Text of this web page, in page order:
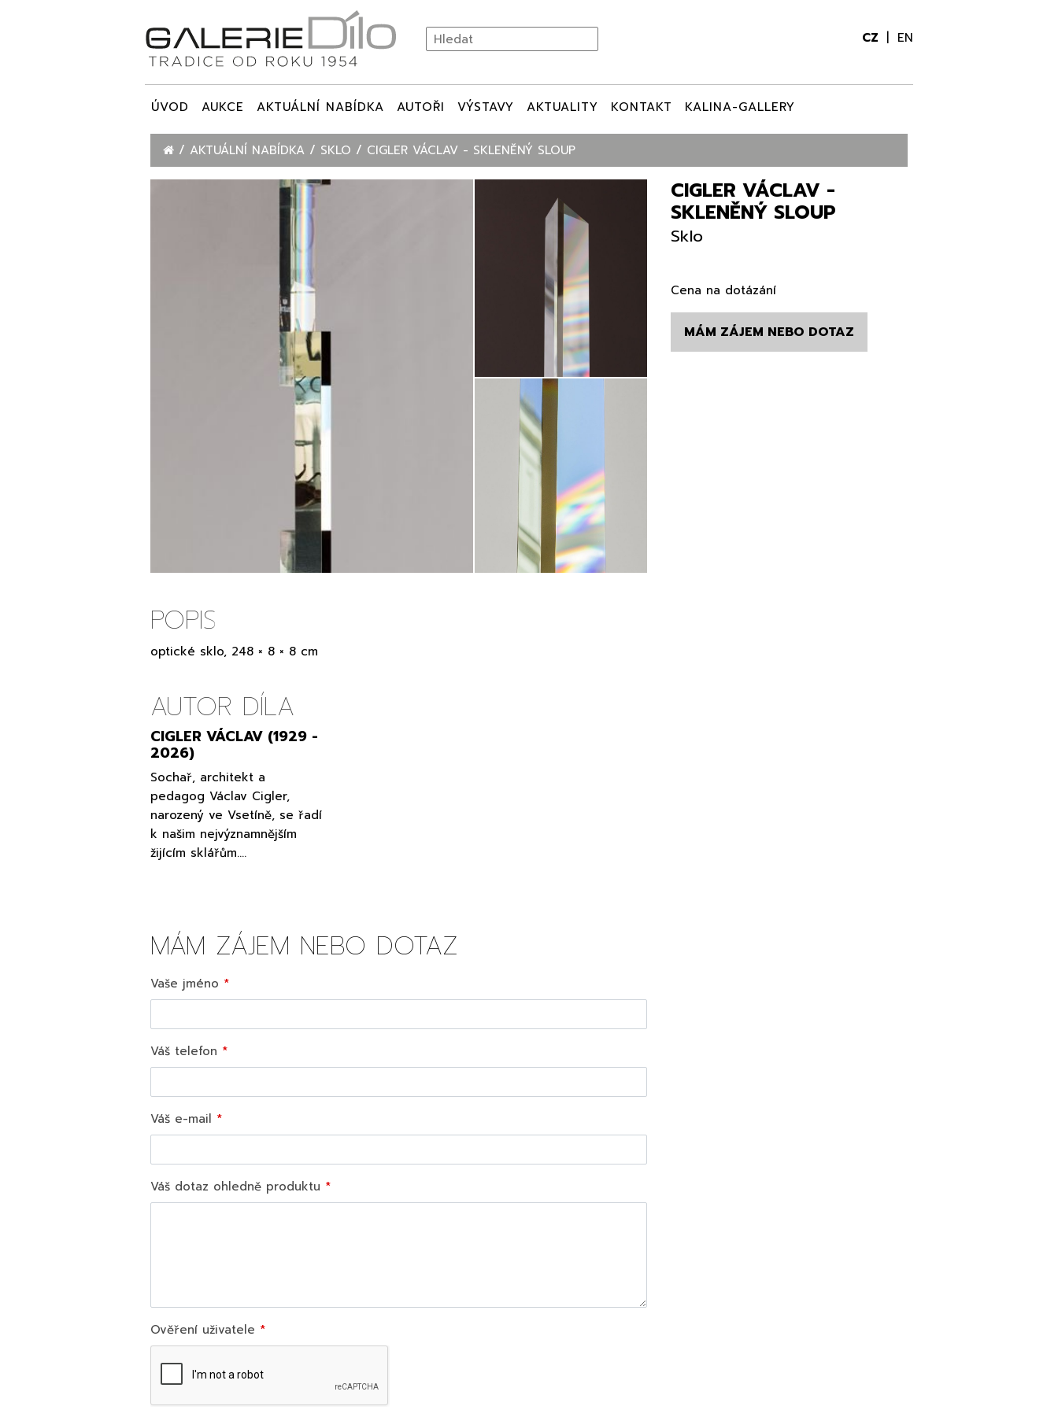
CZ EN
ÚVOD AUKCE AKTUÁLNÍ NABÍDKA AUTOŘI VÝSTAVY AKTUALITY KONTAKT KALINA-GALLERY
CIGLER VÁCLAV -
SKLENĚNÝ SLOUP
Sklo
Cena na dotázání
MÁM ZÁJEM NEBO DOTAZ
POPIS
optické sklo, 248 × 8 × 8 cm
AUTOR DÍLA
CIGLER VÁCLAV (1929 -
2026)
Sochař, architekt a
pedagog Václav Cigler,
narozený ve Vsetíně, se řadí
k našim nejvýznamnějším
žijícím sklářům.…
MÁM ZÁJEM NEBO DOTAZ
Vaše jméno
Váš telefon
Váš e-mail
Váš dotaz ohledně produktu
Ověření uživatele
AKTUÁLNÍ NABÍDKA SKLO CIGLER VÁCLAV - SKLENĚNÝ SLOUP